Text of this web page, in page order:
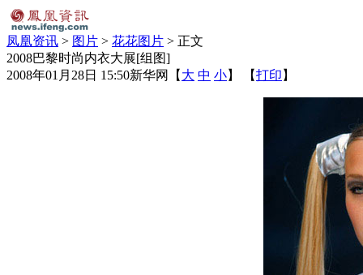
凤凰资讯 > 图片 > 花花图片 > 正文
2008巴黎时尚内衣大展[组图]
2008年01月28日 15:50新华网 【 大 中 小】 【打印 】